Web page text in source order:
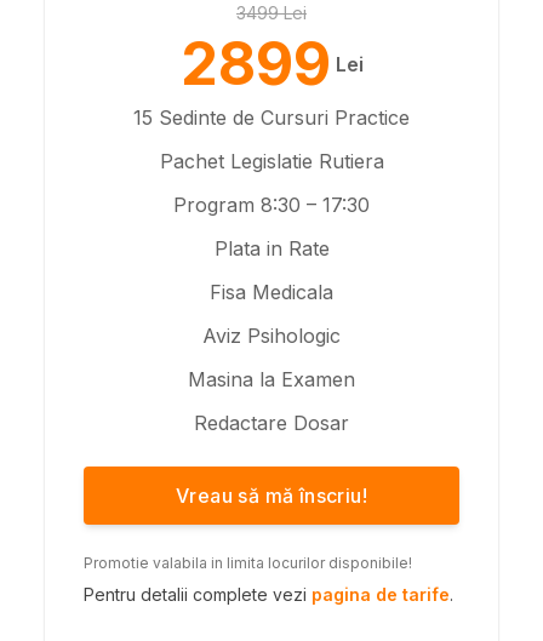
3499 Lei
2899 Lei
15 Sedinte de Cursuri Practice
Pachet Legislatie Rutiera
Program 8:30 – 17:30
Plata in Rate
Fisa Medicala
Aviz Psihologic
Masina la Examen
Redactare Dosar
Vreau să mă înscriu!
Promotie valabila in limita locurilor disponibile!
Pentru detalii complete vezi pagina de tarife.